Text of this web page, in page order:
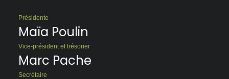
Présidente
Maïa Poulin
Vice-président et trésorier
Marc Pache
Secrétaire